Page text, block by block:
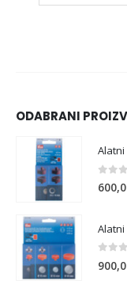
ODABRANI
Alatni
Alatni